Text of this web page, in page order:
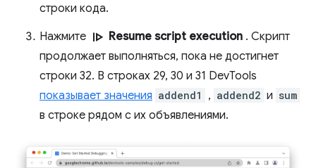
строки кода.
Нажмите resume Resume script execution . Скрипт
продолжает выполняться, пока не достигнет
строки 32. В строках 29, 30 и 31 DevTools
показывает значения addend1 , addend2 и sum
в строке рядом с их объявлениями.